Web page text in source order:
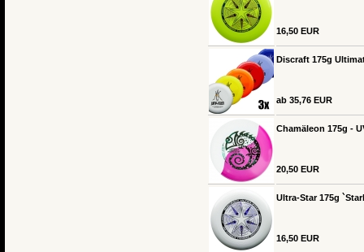
16,50 EUR
Discraft 175g
ab 35,76 EUR
Chamäleon 175g -
20,50 EUR
Ultra-Star 175g
16,50 EUR